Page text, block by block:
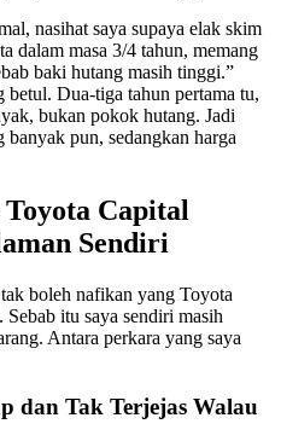
nasihat saya supaya elak skim
dalam masa 3/4 tahun, memang
baki hutang masih tinggi.”
betul. Dua-tiga tahun pertama tu,
bukan pokok hutang. Jadi
pun, sedangkan harga
Capital
Sendiri
boleh nafikan yang Toyota
itu saya sendiri masih
Antara perkara yang saya
dan Tak Terjejas Walau